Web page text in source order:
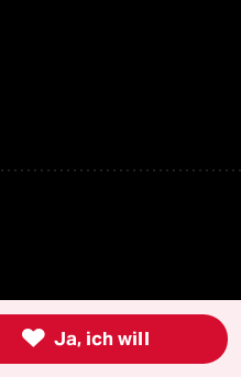
 Ja, ich will